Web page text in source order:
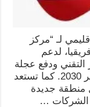
لـ “مركز
لدعم
التقني ودفع عجلة
التحول الرقمي تحقيقًا لأهداف رؤية مصر 2030. كما تستعد
منطقة جديدة
الشركات …